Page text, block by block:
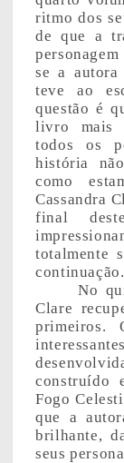
ritmo dos
de que a
se a
teve ao
questão é
livro mais
todos os
história
como
Cassandra
final
totalmente
continuação.
No
Clare
primeiros.
construído
Fogo
que a
brilhante,
seus